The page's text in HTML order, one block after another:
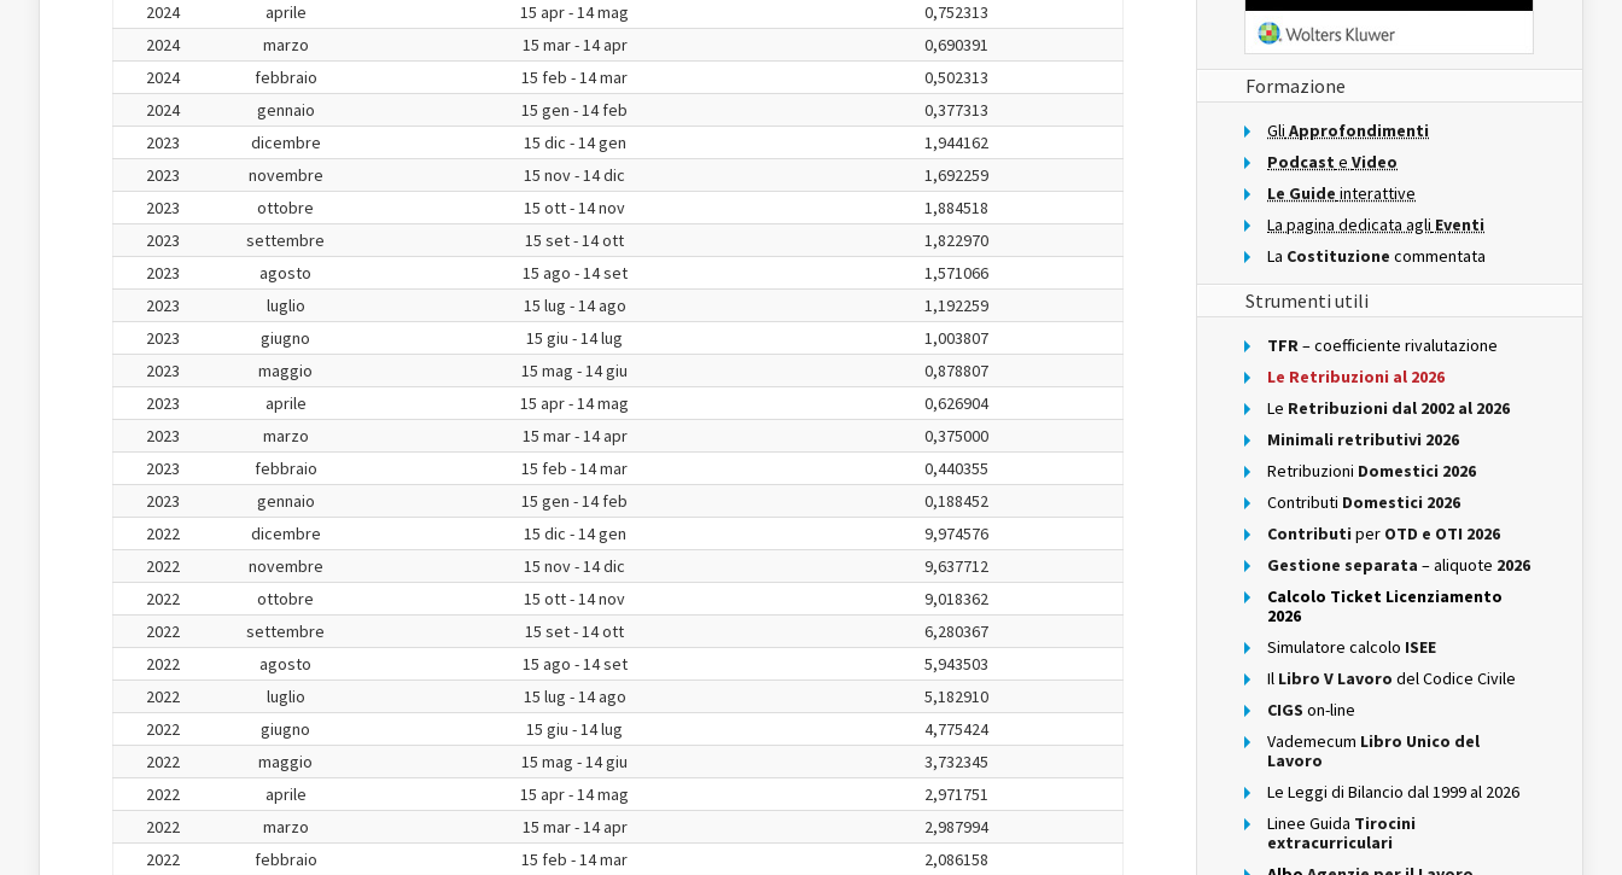
2024
aprile 15 apr - 14 mag
0,752313
2024
marzo 15 mar - 14 apr
0,690391
2024
febbraio 15 feb - 14 mar
0,502313
2024
gennaio 15 gen - 14 feb
0,377313
2023
dicembre 15 dic - 14 gen
1,944162
2023
novembre 15 nov - 14 dic
1,692259
2023
ottobre 15 ott - 14 nov
1,884518
2023
settembre 15 set - 14 ott
1,822970
2023
agosto 15 ago - 14 set
1,571066
2023
luglio 15 lug - 14 ago
1,192259
2023
giugno 15 giu - 14 lug
1,003807
2023
maggio 15 mag - 14 giu
0,878807
2023
aprile 15 apr - 14 mag
0,626904
2023
marzo 15 mar - 14 apr
0,375000
2023
febbraio 15 feb - 14 mar
0,440355
2023
gennaio 15 gen - 14 feb
0,188452
2022
dicembre 15 dic - 14 gen
9,974576
2022
novembre 15 nov - 14 dic
9,637712
2022
ottobre 15 ott - 14 nov
9,018362
2022
settembre 15 set - 14 ott
6,280367
2022
agosto 15 ago - 14 set
5,943503
2022
luglio 15 lug - 14 ago
5,182910
2022
giugno 15 giu - 14 lug
4,775424
2022
maggio 15 mag - 14 giu
3,732345
2022
aprile 15 apr - 14 mag
2,971751
2022
marzo 15 mar - 14 apr
2,987994
2022
febbraio 15 feb - 14 mar
2,086158
Formazione
Gli Approfondimenti
Podcast e Video
Le Guide interattive
La pagina dedicata agli Eventi
La Costituzione commentata
Strumenti utili
TFR– coefficiente rivalutazione
Le Retribuzioni al 2026
Le Retribuzioni dal 2002 al 2026
Minimali retributivi 2026
Retribuzioni Domestici 2026
Contributi Domestici 2026
Contributi per OTD e OTI 2026
Gestione separata – aliquote 2026
Calcolo Ticket Licenziamento
2026
Simulatore calcolo ISEE
Il Libro V Lavoro del Codice Civile
CIGS on-line
Vademecum Libro Unico del
Lavoro
Le Leggi di Bilancio dal 1999 al 2026
Linee Guida Tirocini
extracurriculari